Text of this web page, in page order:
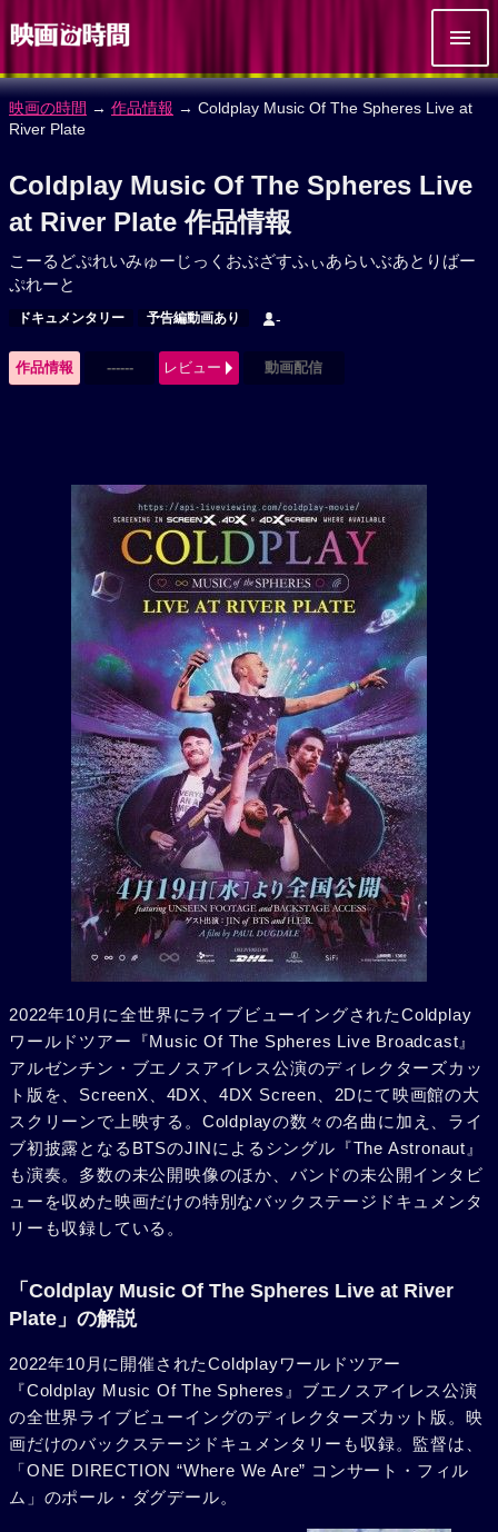
映画の時間 → 作品情報 → Coldplay Music Of The Spheres Live at
River Plate
Coldplay Music Of The Spheres Live
at River Plate 作品情報
こーるどぷれいみゅーじっくおぶざすふぃあらいぶあとりばー
ぷれーと
ドキュメンタリー 予告編動画あり -
作品情報 ------ レビュー 動画配信
2022年10月に全世界にライブビューイングされたColdplay
ワールドツアー『Music Of The Spheres Live Broadcast』
アルゼンチン・ブエノスアイレス公演のディレクターズカッ
ト版を、ScreenX、4DX、4DX Screen、2Dにて映画館の大
スクリーンで上映する。Coldplayの数々の名曲に加え、ライ
ブ初披露となるBTSのJINによるシングル『The Astronaut』
も演奏。多数の未公開映像のほか、バンドの未公開インタビ
ューを収めた映画だけの特別なバックステージドキュメンタ
リーも収録している。
「Coldplay Music Of The Spheres Live at River
Plate」の解説
2022年10月に開催されたColdplayワールドツアー
『Coldplay Music Of The Spheres』ブエノスアイレス公演
の全世界ライブビューイングのディレクターズカット版。映
画だけのバックステージドキュメンタリーも収録。監督は、
「ONE DIRECTION “Where We Are” コンサート・フィル
ム」のポール・ダグデール。